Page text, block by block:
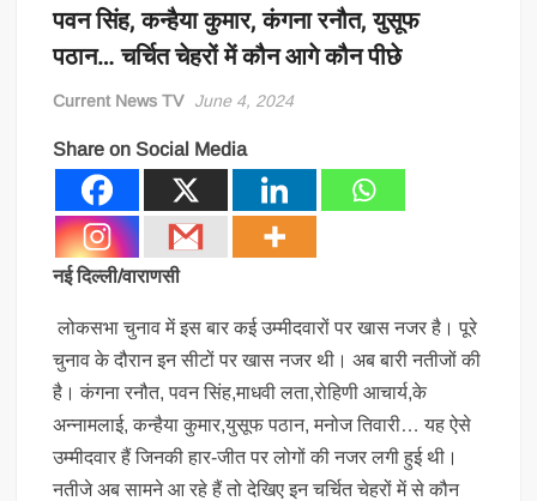
पवन सिंह, कन्हैया कुमार, कंगना रनौत, युसूफ
पठान… चर्चित चेहरों में कौन आगे कौन पीछे
Current News TV June 4, 2024
Share on Social Media
नई दिल्ली/वाराणसी
लोकसभा चुनाव में इस बार कई उम्मीदवारों पर खास नजर है। पूरे
चुनाव के दौरान इन सीटों पर खास नजर थी। अब बारी नतीजों की
है। कंगना रनौत, पवन सिंह,माधवी लता,रोहिणी आचार्य,के
अन्नामलाई, कन्हैया कुमार,युसूफ पठान, मनोज तिवारी… यह ऐसे
उम्मीदवार हैं जिनकी हार-जीत पर लोगों की नजर लगी हुई थी।
नतीजे अब सामने आ रहे हैं तो देखिए इन चर्चित चेहरों में से कौन